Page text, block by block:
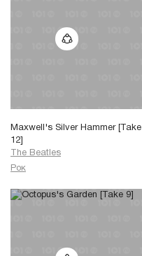
Maxwell's Silver Hammer [Take
12]
The Beatles
Рок